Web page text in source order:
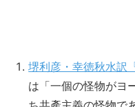
堺利彦・幸徳秋水訳
は「一個の怪物がヨ